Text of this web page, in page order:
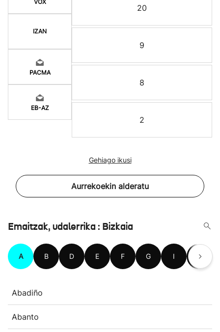
VOX
IZAN
PACMA
EB-AZ
20
9
8
2
Gehiago ikusi
Aurrekoekin alderatu
Emaitzak, udalerrika : Bizkaia
A B D E F G I J
Abadiño
Abanto